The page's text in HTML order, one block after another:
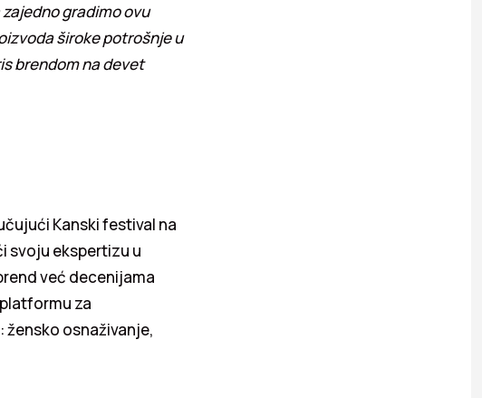
gradimo ovu
široke potrošnje u
brendom na devet
Kanski festival na
svoju ekspertizu u
već decenijama
za
žensko osnaživanje,